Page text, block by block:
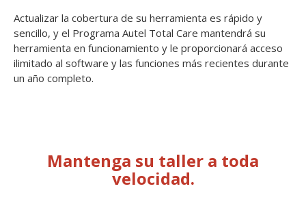
Actualizar la cobertura de su herramienta es rápido y
sencillo, y el Programa Autel Total Care mantendrá su
herramienta en funcionamiento y le proporcionará acceso
ilimitado al software y las funciones más recientes durante
un año completo.
Mantenga su taller a toda
velocidad.